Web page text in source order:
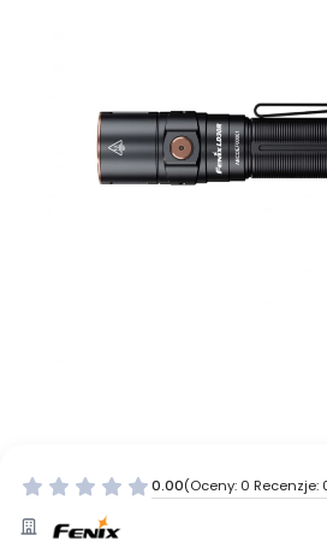
0.00(Oceny: 0 Recenzje: